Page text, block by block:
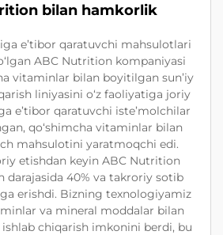
bilan hamkorlik
e’tibor qaratuvchi mahsulotlari
ABC Nutrition kompaniyasi
vitaminlar bilan boyitilgan sun’iy
liniyasini o‘z faoliyatiga joriy
e’tibor qaratuvchi iste’molchilar
qo‘shimcha vitaminlar bilan
mahsulotini yaratmoqchi edi.
etishdan keyin ABC Nutrition
darajasida 40% va takroriy sotib
erishdi. Bizning texnologiyamiz
va mineral moddalar bilan
chiqarish imkonini berdi, bu